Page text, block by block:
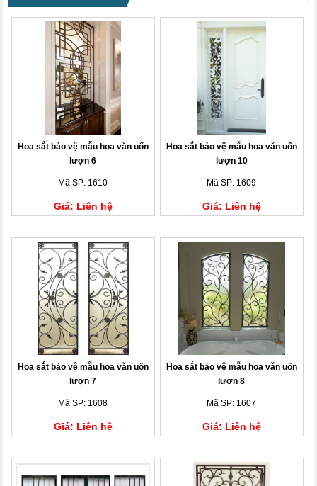
Hoa sắt bảo vệ mẫu hoa văn uốn
lượn 6
Mã SP: 1610
Giá: Liên hệ
Hoa sắt bảo vệ mẫu hoa văn uốn
lượn 10
Mã SP: 1609
Giá: Liên hệ
Hoa sắt bảo vệ mẫu hoa văn uốn
lượn 7
Mã SP: 1608
Giá: Liên hệ
Hoa sắt bảo vệ mẫu hoa văn uốn
lượn 8
Mã SP: 1607
Giá: Liên hệ